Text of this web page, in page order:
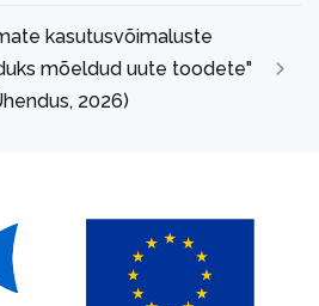
kasutusvõimaluste
mõeldud uute toodete"
2026)